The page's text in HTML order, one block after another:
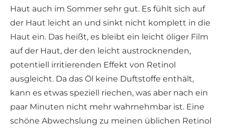
Haut auch im Sommer sehr gut. Es fühlt sich auf
der Haut leicht an und sinkt nicht komplett in die
Haut ein. Das heißt, es bleibt ein leicht öliger Film
auf der Haut, der den leicht austrocknenden,
potentiell irritierenden Effekt von Retinol
ausgleicht. Da das Öl keine Duftstoffe enthält,
kann es etwas speziell riechen, was aber nach ein
paar Minuten nicht mehr wahrnehmbar ist. Eine
schöne Abwechslung zu meinen üblichen Retinol